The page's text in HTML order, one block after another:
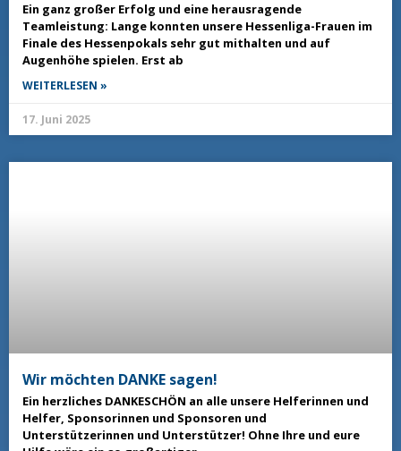
Ein ganz großer Erfolg und eine herausragende
Teamleistung: Lange konnten unsere Hessenliga-Frauen im
Finale des Hessenpokals sehr gut mithalten und auf
Augenhöhe spielen. Erst ab
WEITERLESEN »
17. Juni 2025
Wir möchten DANKE sagen!
Ein herzliches DANKESCHÖN an alle unsere Helferinnen und
Helfer, Sponsorinnen und Sponsoren und
Unterstützerinnen und Unterstützer! Ohne Ihre und eure